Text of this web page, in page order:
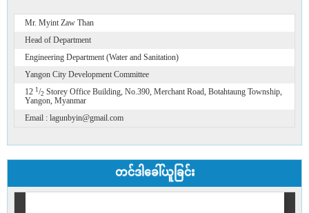
Mr. Myint Zaw Than
Head of Department
Engineering Department (Water and Sanitation)
Yangon City Development Committee
12 1 /2 Storey Office Building, No.390, Merchant Road, Botahtaung Township,
Yangon, Myanmar
Email : lagunbyin@gmail.com
တင်ဒါခေါ်ယူခြင်း